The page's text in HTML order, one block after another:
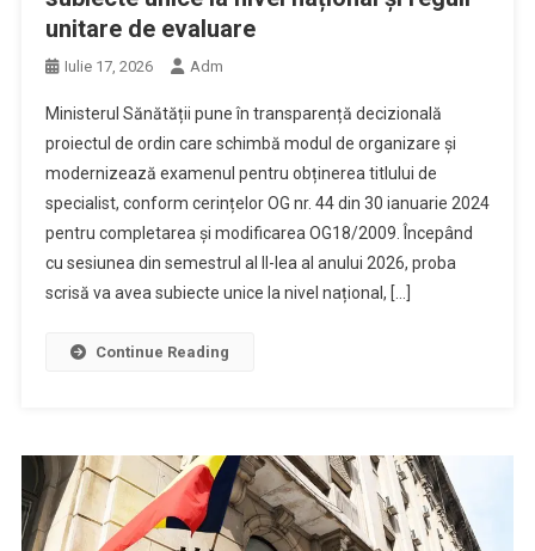
unitare de evaluare
Iulie 17, 2026 Adm
Ministerul Sănătății pune în transparență decizională
proiectul de ordin care schimbă modul de organizare și
modernizează examenul pentru obținerea titlului de
specialist, conform cerințelor OG nr. 44 din 30 ianuarie 2024
pentru completarea și modificarea OG18/2009. Începând
cu sesiunea din semestrul al II-lea al anului 2026, proba
scrisă va avea subiecte unice la nivel național, […]
Continue Reading